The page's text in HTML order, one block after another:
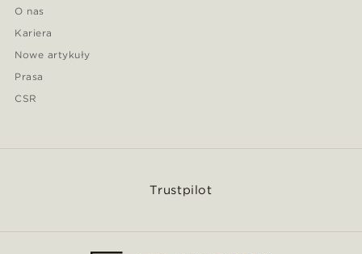
O nas
Kariera
Nowe artykuły
Prasa
CSR
Trustpilot